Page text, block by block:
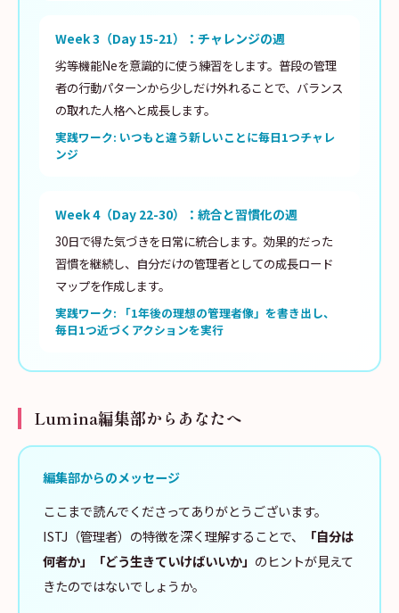
Week 3（Day 15-21）：チャレンジの週
劣等機能Neを意識的に使う練習をします。普段の管理
者の行動パターンから少しだけ外れることで、バランス
の取れた人格へと成長します。
実践ワーク: いつもと違う新しいことに毎日1つチャレ
ンジ
Week 4（Day 22-30）：統合と習慣化の週
30日で得た気づきを日常に統合します。効果的だった
習慣を継続し、自分だけの管理者としての成長ロード
マップを作成します。
実践ワーク: 「1年後の理想の管理者像」を書き出し、
毎日1つ近づくアクションを実行
Lumina編集部からあなたへ
編集部からのメッセージ
ここまで読んでくださってありがとうございます。
ISTJ（管理者）の特徴を深く理解することで、
「自分は
何者か」「どう生きていけばいいか」 のヒントが見えて
きたのではないでしょうか。